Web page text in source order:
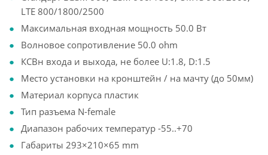
LTE 800/1800/2500
Максимальная входная мощность 50.0 Вт
Волновое сопротивление 50.0 ohm
КСВн входа и выхода, не более U:1.8, D:1.5
Место установки на кронштейн / на мачту (до 50мм)
Материал корпуса пластик
Тип разъема N-female
Диапазон рабочих температур -55..+70
Габариты 293×210×65 mm